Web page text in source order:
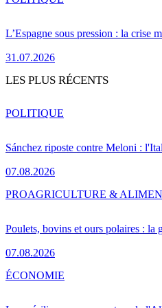
L’Espagne sous pression : la crise
31.07.2026
LES PLUS RÉCENTS
Sánchez riposte contre Meloni :
07.08.2026
POLITIQUE
Poulets, bovins et ours polaires : la
07.08.2026
PROAGRICULTURE &
ÉCONOMIE